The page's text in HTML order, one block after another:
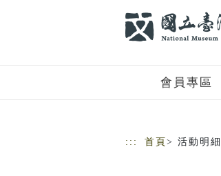
會員專區
::: 首頁 > 活動明細